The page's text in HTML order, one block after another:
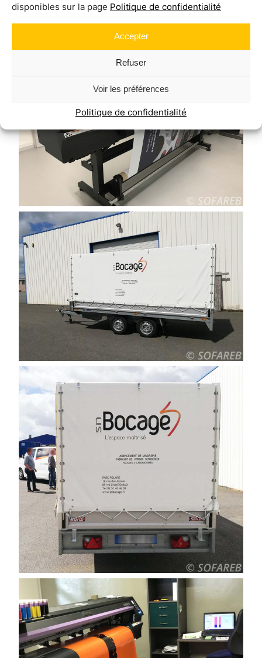
disponibles sur la page Politique de confidentialité
Accepter
Refuser
Voir les préférences
Politique de confidentialité